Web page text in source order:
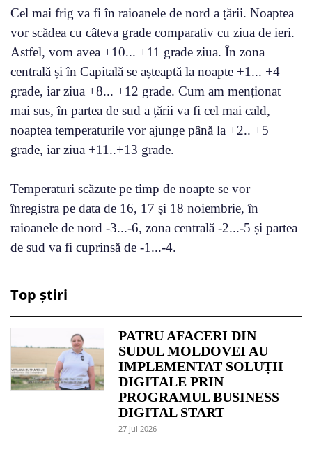
Cel mai frig va fi în raioanele de nord a țării. Noaptea
vor scădea cu câteva grade comparativ cu ziua de ieri.
Astfel, vom avea +10... +11 grade ziua. În zona
centrală și în Capitală se așteaptă la noapte +1... +4
grade, iar ziua +8... +12 grade. Cum am menționat
mai sus, în partea de sud a țării va fi cel mai cald,
noaptea temperaturile vor ajunge până la +2.. +5
grade, iar ziua +11..+13 grade.
Temperaturi scăzute pe timp de noapte se vor
înregistra pe data de 16, 17 și 18 noiembrie, în
raioanele de nord -3...-6, zona centrală -2...-5 și partea
de sud va fi cuprinsă de -1...-4.
Top știri
PATRU AFACERI DIN
SUDUL MOLDOVEI AU
IMPLEMENTAT SOLUȚII
DIGITALE PRIN
PROGRAMUL BUSINESS
DIGITAL START
27 jul 2026